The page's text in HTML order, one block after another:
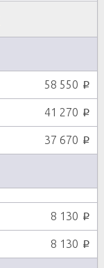
58 550 p
41 270 p
37 670 p
8 130 p
8 130 p